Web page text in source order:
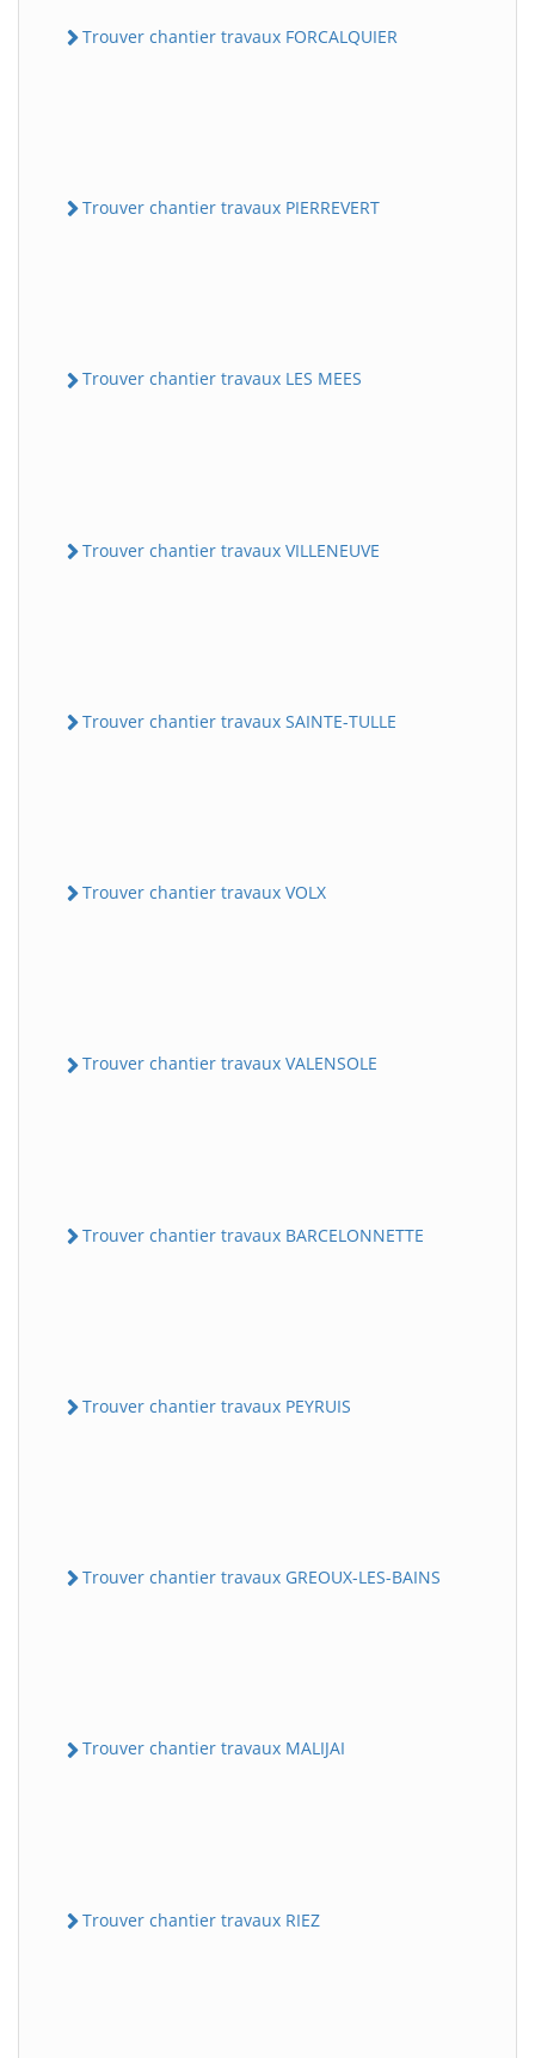
Trouver chantier travaux FORCALQUIER
Trouver chantier travaux PIERREVERT
Trouver chantier travaux LES MEES
Trouver chantier travaux VILLENEUVE
Trouver chantier travaux SAINTE-TULLE
Trouver chantier travaux VOLX
Trouver chantier travaux VALENSOLE
Trouver chantier travaux BARCELONNETTE
Trouver chantier travaux PEYRUIS
Trouver chantier travaux GREOUX-LES-BAINS
Trouver chantier travaux MALIJAI
Trouver chantier travaux RIEZ